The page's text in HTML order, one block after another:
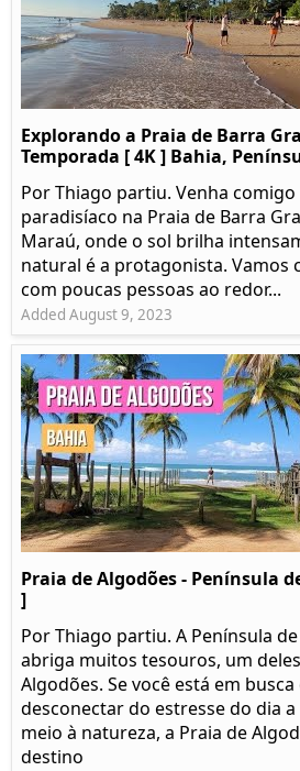
Explorando a Praia de Barra
Temporada [ 4K ] Bahia,
Por Thiago partiu. Venha
paradisíaco na Praia de Barra
Maraú, onde o sol brilha
natural é a protagonista. Vamos
com poucas pessoas ao redor...
Added August 9, 2023
Praia de Algodões - Península
]
Por Thiago partiu. A Península
abriga muitos tesouros, um
Algodões. Se você está em
desconectar do estresse do dia
meio à natureza, a Praia de
destino